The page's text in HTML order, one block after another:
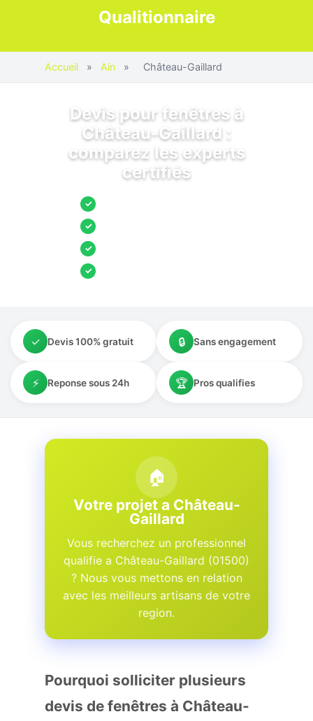
Qualitionnaire
Accueil » Ain » Château-Gaillard
Devis pour fenêtres à
Château-Gaillard :
comparez les experts
certifiés
✓
✓
✓
✓
✓ Devis 100% gratuit 🔒 Sans engagement
⚡ Reponse sous 24h 🏆 Pros qualifies
🏠
Votre projet a Château-
Gaillard
Vous recherchez un professionnel
qualifie a Château-Gaillard (01500)
? Nous vous mettons en relation
avec les meilleurs artisans de votre
region.
Pourquoi solliciter plusieurs
devis de fenêtres à Château-